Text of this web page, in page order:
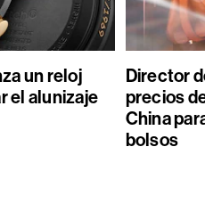
un reloj
el alunizaje
Director
precios
China
bolsos